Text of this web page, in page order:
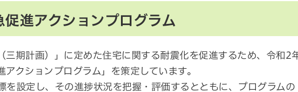
進アクションプログラム
三期計画）」に定めた住宅に関する耐震化を促進するため、令和2
クションプログラム」を策定しています。
を設定し、その進捗状況を把握・評価するとともに、プログラムの